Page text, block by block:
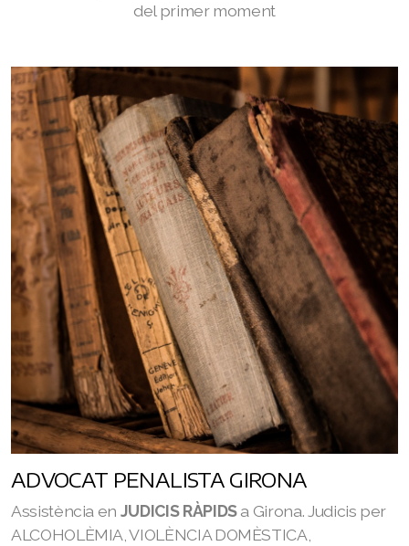
del primer moment
ADVOCAT PENALISTA GIRONA
Assistència en JUDICIS RÀPIDSa Girona. Judicis per
ALCOHOLÈMIA, VIOLÈNCIA DOMÈSTICA,